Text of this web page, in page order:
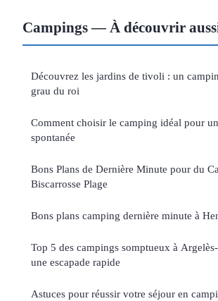
Campings — À découvrir
Découvrez les jardins de tivoli : un
grau du roi
Comment choisir le camping idéal pour
spontanée
Bons Plans de Dernière Minute pour du
Biscarrosse Plage
Bons plans camping dernière minute à
Top 5 des campings somptueux à
une escapade rapide
Astuces pour réussir votre séjour en